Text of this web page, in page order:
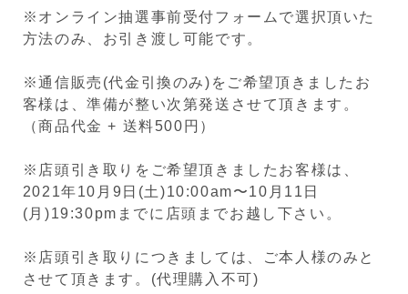
※オンライン抽選事前受付フォームで選択頂いた
方法のみ、お引き渡し可能です。
※通信販売(代金引換のみ)をご希望頂きましたお
客様は、準備が整い次第発送させて頂きます。
（商品代金 + 送料500円）
※店頭引き取りをご希望頂きましたお客様は、
2021年10月9日(土)10:00am〜10月11日
(月)19:30pmまでに店頭までお越し下さい。
※店頭引き取りにつきましては、ご本人様のみと
させて頂きます。(代理購入不可)